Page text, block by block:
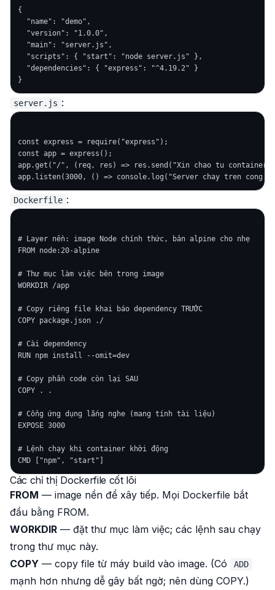
{
  "name": "demo",
  "version": "1.0.0",
  "main": "server.js",
  "scripts": { "start": "node server.js" },
  "dependencies": { "express": "^4.19.2" }
server.js :
const express = require("express");
const app = express();
app.get("/", (req, res) => res.send("Xin chao tu
Dockerfile :
# Layer nền: image Node chính thức, bản alpine cho nhẹ
FROM node:20-alpine
# Thư mục làm việc bên trong image
WORKDIR /app
# Copy riêng file khai báo dependency TRƯỚC
COPY package.json ./
# Cài dependency
RUN npm install --omit=dev
# Copy phần code còn lại SAU
COPY . .
# Cổng ứng dụng lắng nghe (mang tính tài liệu)
EXPOSE 3000
# Lệnh chạy khi container khởi động
Các chỉ thị Dockerfile cốt lõi
FROM — image nền để xây tiếp. Mọi Dockerfile bắt
đầu bằng FROM.
WORKDIR — đặt thư mục làm việc; các lệnh sau chạy
trong thư mục này.
COPY — copy file từ máy build vào image. (Có ADD
mạnh hơn nhưng dễ gây bất ngờ; nên dùng COPY.)